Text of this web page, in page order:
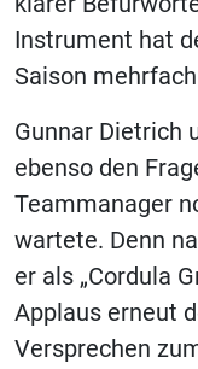
Instrument hat
Saison
Gunnar Dietrich
ebenso den
Teammanager
wartete. Denn
er als „Cordula
Applaus erneut
Versprechen